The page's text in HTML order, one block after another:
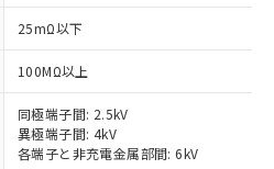
25mΩ以下
100MΩ以上
同極端子間: 2.5kV
異極端子間: 4kV
各端子と非充電金属部間: 6kV
RoHS指令（10物質）の
品が提供可能な商品で
指令（10物質）の非含
切り替える予定のある